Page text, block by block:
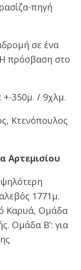
πηγή
σε ένα
πρόσβαση στο
+-350μ. / 9χλμ.
Κτενόπουλος
Αρτεμισίου
1771μ.
Καρυά, Ομάδα
Ομάδα Β’: για